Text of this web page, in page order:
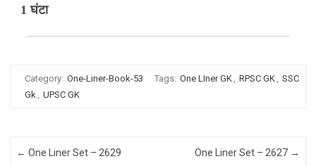
1 घंटा
Category: One-Liner-Book-53 Tags: One LIner GK, RPSC GK, SSC
Gk, UPSC GK
Post navigation
← One Liner Set – 2629 One Liner Set – 2627 →